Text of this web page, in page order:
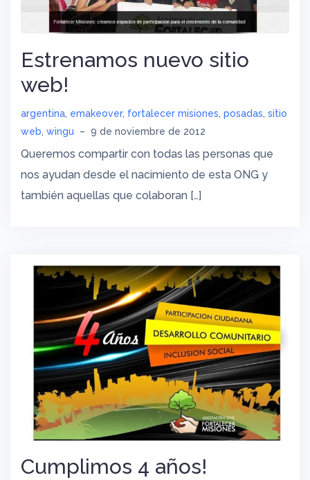
Estrenamos nuevo sitio
web!
argentina, emakeover, fortalecer misiones, posadas, sitio
web, wingu – 9 de noviembre de 2012
Queremos compartir con todas las personas que
nos ayudan desde el nacimiento de esta ONG y
también aquellas que colaboran […]
Cumplimos 4 años!